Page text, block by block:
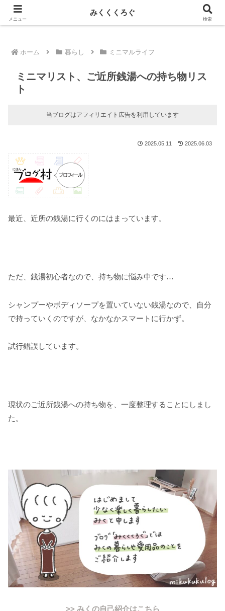
新しい記事はnoteに投稿しています！
ホーム 暮らし ミニマルライフ
ミニマリスト、ご近所銭湯への持ち物リス
ト
当ブログはアフィリエイト広告を利用しています
2025.05.11 2025.06.03
最近、近所の銭湯に行くのにはまっています。
ただ、銭湯初心者なので、持ち物に悩み中です…
シャンプーやボディソープを置いていない銭湯なので、自分
で持っていくのですが、なかなかスマートに行かず。
試行錯誤しています。
現状のご近所銭湯への持ち物を、一度整理することにしまし
た。
>> みくの自己紹介はこちら
メニュー
みくくくろぐ
検索